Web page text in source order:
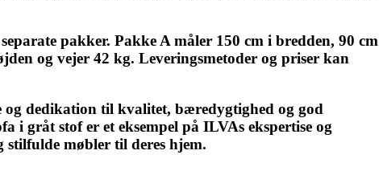
pakker. Pakke A måler 150 cm i bredden, 90 cm
og vejer 42 kg. Leveringsmetoder og priser kan
dedikation til kvalitet, bæredygtighed og god
i gråt stof er et eksempel på ILVAs ekspertise og
møbler til deres hjem.